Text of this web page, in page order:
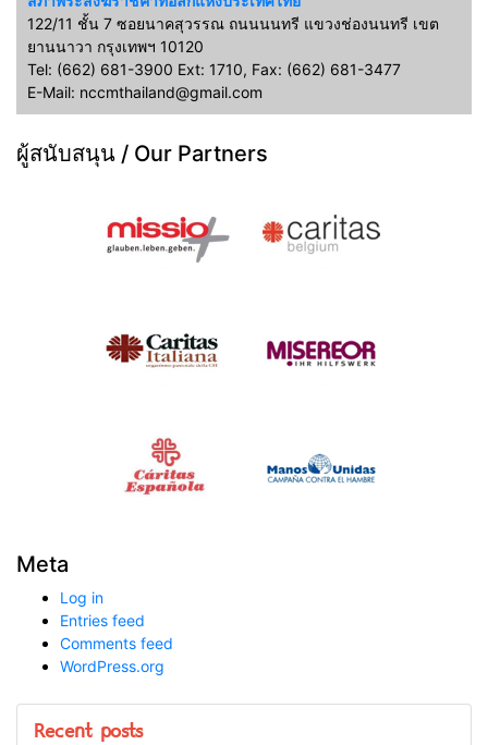
122/11 ชั้น 7 ซอยนาคสุวรรณ ถนนนนทรี แขวงช่องนนทรี เขต
ยานนาวา กรุงเทพฯ 10120
Tel: (662) 681-3900 Ext: 1710, Fax: (662) 681-3477
E-Mail: nccmthailand@gmail.com
ผู้สนับสนุน / Our Partners
Meta
Log in
Entries feed
Comments feed
WordPress.org
Recent posts